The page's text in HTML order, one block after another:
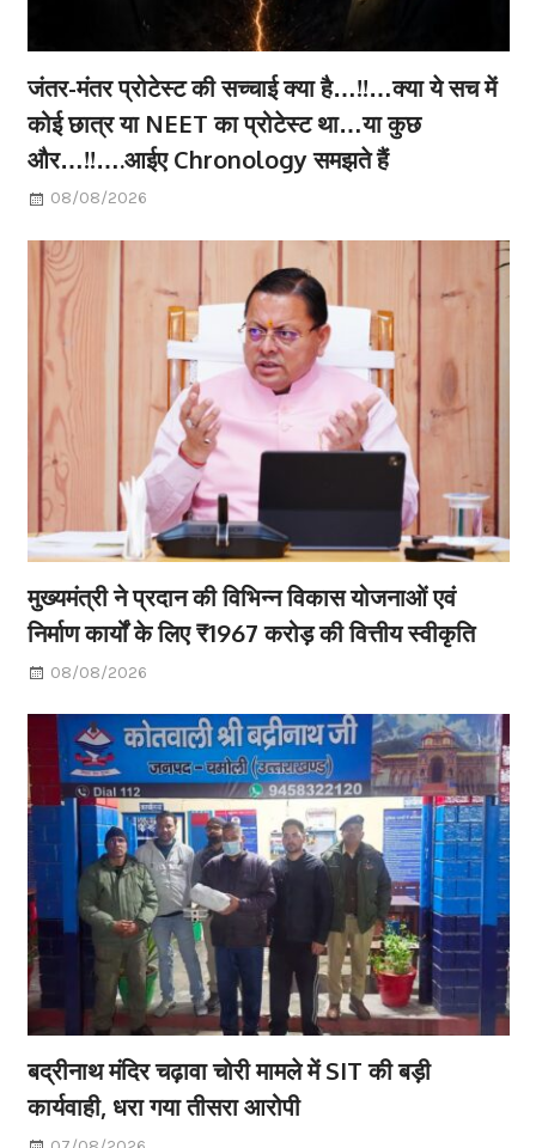
जंतर-मंतर प्रोटेस्ट की सच्चाई क्या है…!!…क्या ये सच में
कोई छात्र या NEET का प्रोटेस्ट था…या कुछ
और…!!….आईए Chronology समझते हैं
08/08/2026
मुख्यमंत्री ने प्रदान की विभिन्न विकास योजनाओं एवं
निर्माण कार्यों के लिए ₹1967 करोड़ की वित्तीय स्वीकृति
08/08/2026
बद्रीनाथ मंदिर चढ़ावा चोरी मामले में SIT की बड़ी
कार्यवाही, धरा गया तीसरा आरोपी